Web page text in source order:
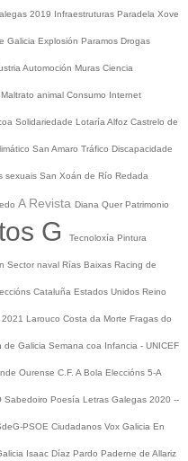
2019 Infraestruturas Paradela Xove
Galicia Explosión Paramos Drogas
Automoción Muras Ciencia
Maltrato animal Consumo Internet
Solidariedade Lotaría Alfoz Castrelo de
San Amaro Tráfico Discapacidade
sexuais San Xoán de Río Redada
A Revista Diana Quer Patrimonio
G Tecnoloxía Pintura
Sector naval Rías Baixas Racing de
Cataluña Estados Unidos Reino
Larouco Costa da Morte Fragas do
de Galicia Semana coa Infancia - UNICEF
Ourense C.F. A Bola Eleccións 5-A
Sabedoiro Poesía Letras Galegas 2020 --
PSOE Ciudadanos Vox Galicia En
Isaac Díaz Pardo Paderne de Allariz